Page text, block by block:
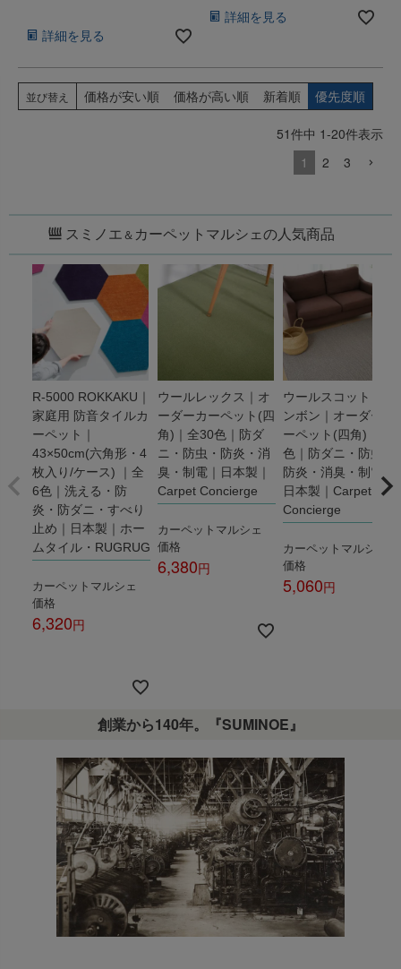
詳細を見る
詳細を見る
並び替え 価格が安い順 価格が高い順 新着順 優先度順
51件中 1-20件表示
1
2 3
スミノエ＆ カーペットマルシェの人気商品
R-5000 ROKKAKU｜
家庭用 防音タイルカ
ーペット｜
43×50cm(六角形・4
枚入り/ケース) ｜全
6色｜洗える・防
炎・防ダニ・すべり
止め｜日本製｜ホー
ムタイル・RUGRUG
カーペットマルシェ
価格
6,320
ウールレックス｜オ
ーダーカーペット(四
角)｜全30色｜防ダ
ニ・防虫・防炎・消
臭・制電｜日本製｜
Carpet Concierge
カーペットマルシェ
価格
6,380
ウールスコット ヘリ
ンボン｜オーダーカ
ーペット(四角)｜全3
色｜防ダニ・防虫・
防炎・消臭・制電｜
日本製｜Carpet
Concierge
カーペットマルシェ
価格
5,060
創業から140年。『SUMINOE』